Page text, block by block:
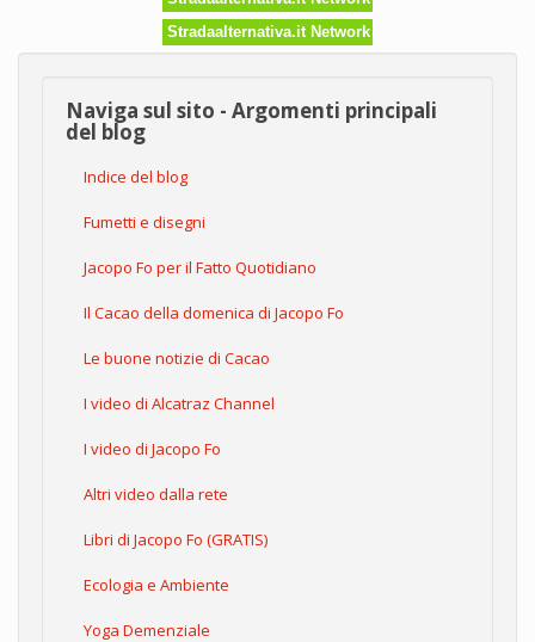
Stradaalternativa.it Network
Naviga sul sito - Argomenti principali
del blog
Indice del blog
Fumetti e disegni
Jacopo Fo per il Fatto Quotidiano
Il Cacao della domenica di Jacopo Fo
Le buone notizie di Cacao
I video di Alcatraz Channel
I video di Jacopo Fo
Altri video dalla rete
Libri di Jacopo Fo (GRATIS)
Ecologia e Ambiente
Yoga Demenziale